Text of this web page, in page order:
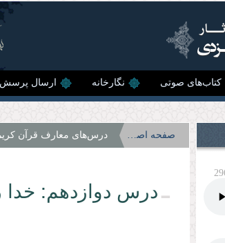
کتاب‌های صوتی نگارخانه ارسال پرسش
صفحه اصلی درس‌هاى معارف قرآن
درس دوازدهم: خدا